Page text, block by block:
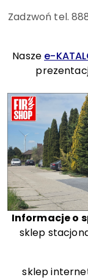
Zadzwoń tel.
Nasze e-
Informacje o
sklep
sklep